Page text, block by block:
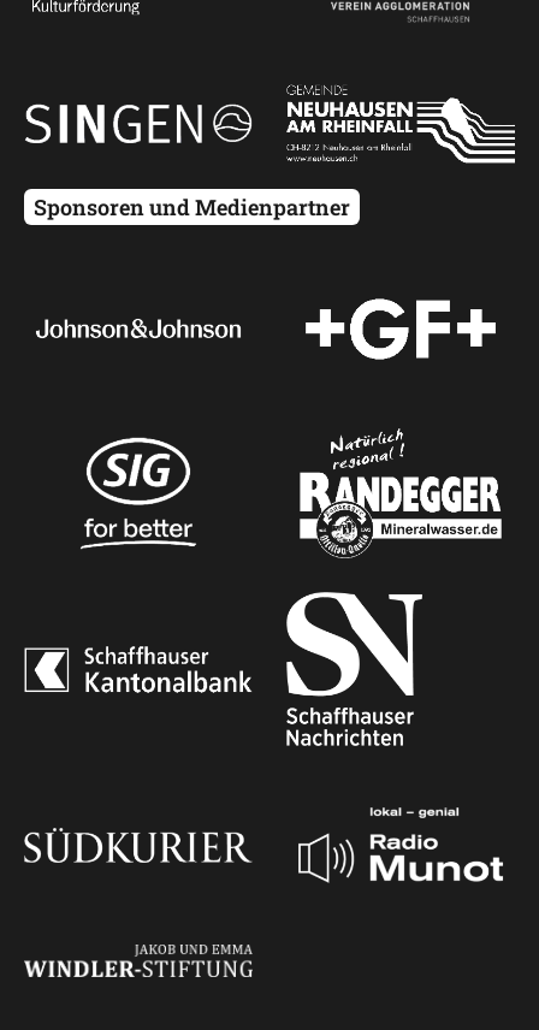
Programm
Mobilität
Kontakt
Sponsoren und Medienpartner